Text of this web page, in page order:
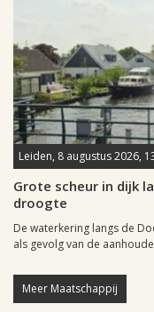
Leiden, 8 augustus 2026,
Grote scheur in dijk
droogte
De waterkering langs de
als gevolg van de
Meer Maatschappij